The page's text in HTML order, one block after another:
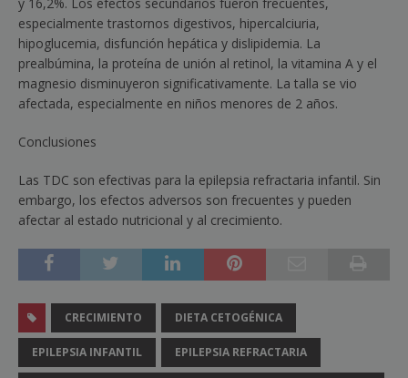
y 16,2%. Los efectos secundarios fueron frecuentes,
especialmente trastornos digestivos, hipercalciuria,
hipoglucemia, disfunción hepática y dislipidemia. La
prealbúmina, la proteína de unión al retinol, la vitamina A y el
magnesio disminuyeron significativamente. La talla se vio
afectada, especialmente en niños menores de 2 años.
Conclusiones
Las TDC son efectivas para la epilepsia refractaria infantil. Sin
embargo, los efectos adversos son frecuentes y pueden
afectar al estado nutricional y al crecimiento.
CRECIMIENTO DIETA CETOGÉNICA
EPILEPSIA INFANTIL EPILEPSIA REFRACTARIA